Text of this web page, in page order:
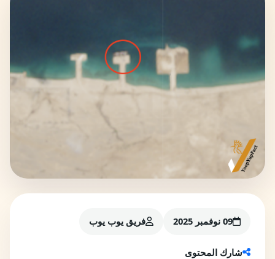
09 نوفمبر 2025 فريق يوب يوب
شارك المحتوى